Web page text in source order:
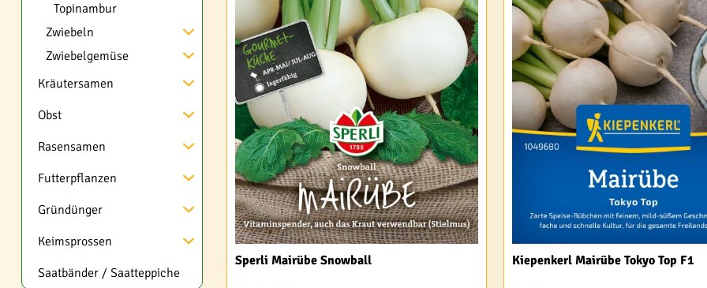
Topinambur
Zwiebeln
Zwiebelgemüse
Kräutersamen
Obst
Rasensamen
Futterpflanzen
Gründünger
Keimsprossen
Saatbänder / Saatteppiche
Sperli Mairübe Snowball Kiepenkerl Mairübe Tokyo Top F1